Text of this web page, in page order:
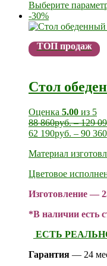
Выберите
-30%
ТОП продаж
Стол
Оценка 5.00 из 5
88 860руб.–129
62 190руб. – 90 360
Материал
Цветовое
Изготовление —
*В наличии есть
ЕСТЬ
Гарантия — 24